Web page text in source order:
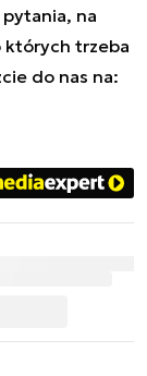
pytania, na
których trzeba
do nas na: